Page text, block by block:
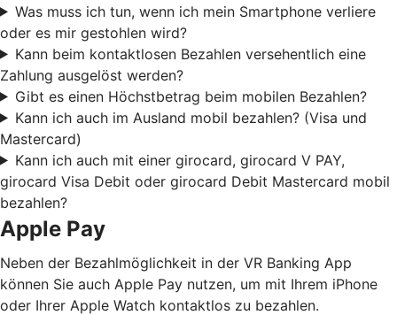
Was muss ich tun, wenn ich mein Smartphone verliere
oder es mir gestohlen wird?
Kann beim kontaktlosen Bezahlen versehentlich eine
Zahlung ausgelöst werden?
Gibt es einen Höchstbetrag beim mobilen Bezahlen?
Kann ich auch im Ausland mobil bezahlen? (Visa und
Mastercard)
Kann ich auch mit einer girocard, girocard V PAY,
girocard Visa Debit oder girocard Debit Mastercard mobil
bezahlen?
Apple Pay
Neben der Bezahlmöglichkeit in der VR Banking App
können Sie auch Apple Pay nutzen, um mit Ihrem iPhone
oder Ihrer Apple Watch kontaktlos zu bezahlen.